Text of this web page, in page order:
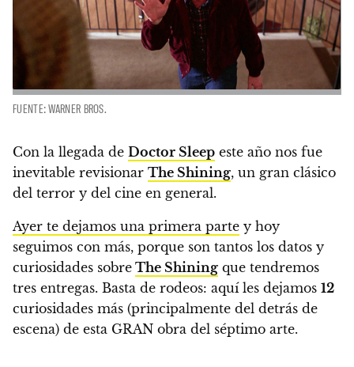
FUENTE: WARNER BROS.
Con la llegada de Doctor Sleep este año nos fue
inevitable revisionar The Shining, un gran clásico
del terror y del cine en general.
Ayer te dejamos una primera parte y hoy
seguimos con más, porque son tantos los datos y
curiosidades sobre The Shining que tendremos
tres entregas. Basta de rodeos: aquí les dejamos 12
curiosidades más (principalmente del detrás de
escena) de esta GRAN obra del séptimo arte.